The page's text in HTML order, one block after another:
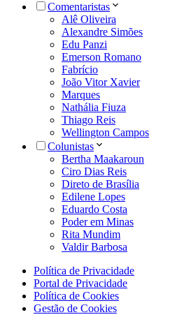
Comentaristas
Alê Oliveira
Alexandre Simões
Edu Panzi
Emerson Romano
Fabrício
João Vitor Xavier
Marques
Nathália Fiuza
Thiago Reis
Wellington Campos
Colunistas
Bertha Maakaroun
Ciro Dias Reis
Direto de Brasília
Edilene Lopes
Eduardo Costa
Poder em Minas
Rita Mundim
Valdir Barbosa
Política de Privacidade
Portal de Privacidade
Política de Cookies
Gestão de Cookies